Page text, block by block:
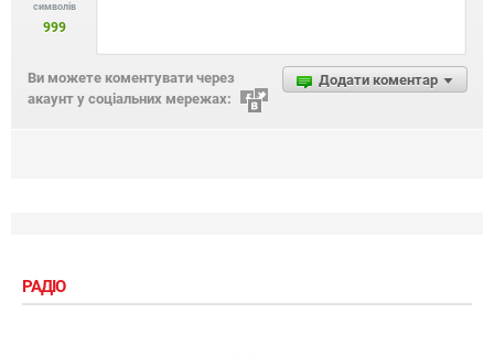
символів
999
Додати коментар
Ви можете коментувати через
акаунт у соціальних мережах:
РАДІО